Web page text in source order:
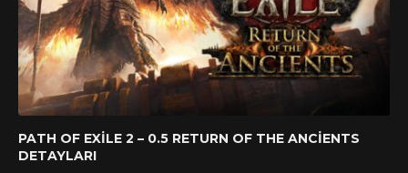
PATH OF EXILE 2 – 0.5 RETURN OF THE ANCIENTS
DETAYLARI